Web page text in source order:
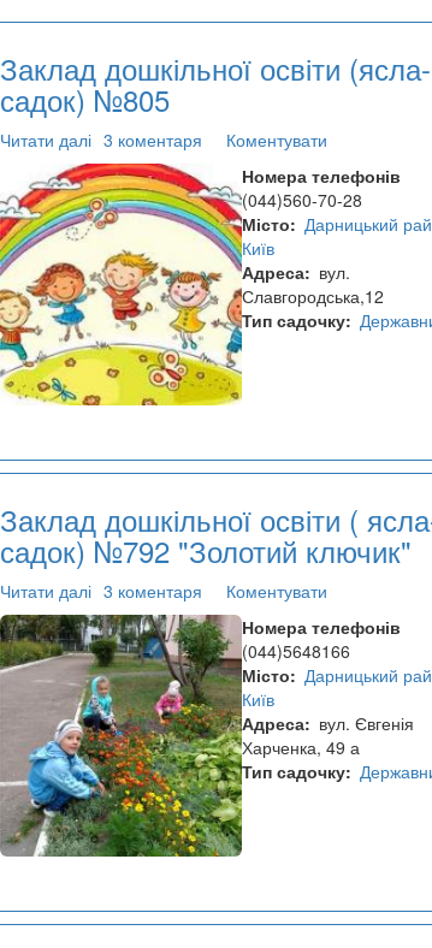
Заклад дошкільної освіти (ясла-
садок) №805
Читати даліпро
Заклад
дошкільної
освіти
(ясла-
садок)
№805
3 коментаря
Коментувати
Номера телефонів
(044)560-70-28
Місто
Дарницький
Київ
Адреса
вул.
Славгородська,12
Тип садочку
Заклад дошкільної освіти (
садок) №792 "Золотий ключик"
Читати даліпро
Заклад
дошкільної
освіти
(
ясла-
садок)
№792
"Золотий
ключик"
3 коментаря
Коментувати
Номера телефонів
(044)5648166
Місто
Дарницький
Київ
Адреса
вул. Євгенія
Харченка, 49 а
Тип садочку